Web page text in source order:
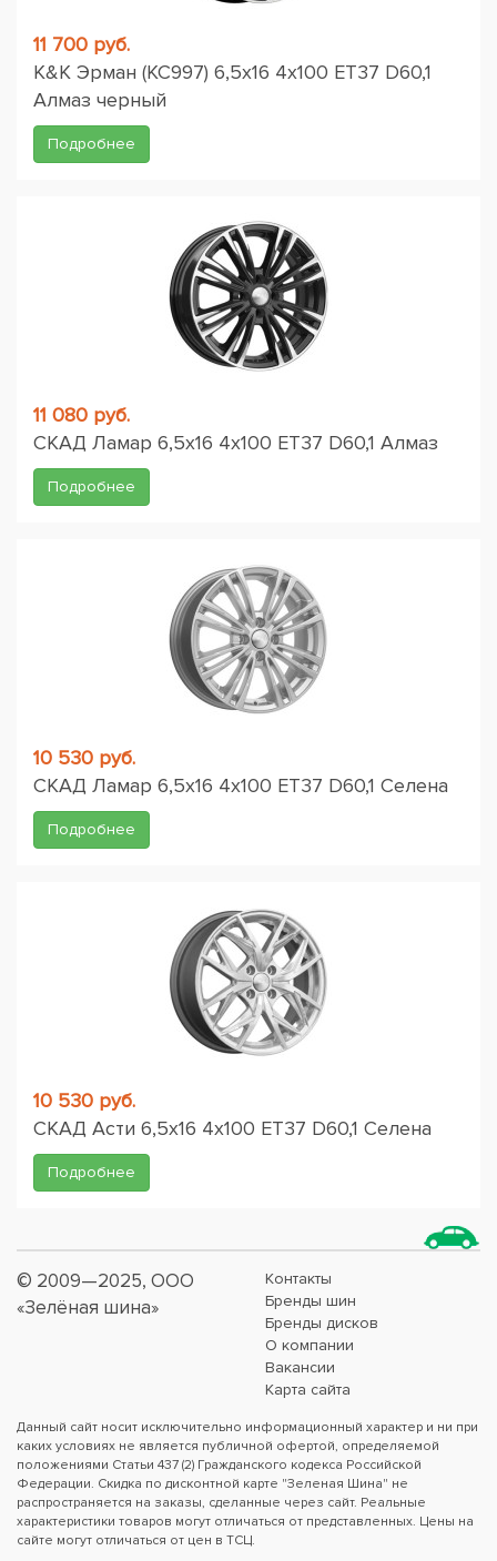
11 700 руб.
K&K Эрман (КС997) 6,5x16 4x100 ET37 D60,1
Алмаз черный
Подробнее
11 080 руб.
СКАД Ламар 6,5x16 4x100 ET37 D60,1 Алмаз
Подробнее
10 530 руб.
СКАД Ламар 6,5x16 4x100 ET37 D60,1 Селена
Подробнее
10 530 руб.
СКАД Асти 6,5x16 4x100 ET37 D60,1 Селена
Подробнее
© 2009—2025, ООО
«Зелёная шина»
Контакты
Бренды шин
Бренды дисков
О компании
Вакансии
Карта сайта
Данный сайт носит исключительно информационный характер и ни при
каких условиях не является публичной офертой, определяемой
положениями Статьи 437 (2) Гражданского кодекса Российской
Федерации. Скидка по дисконтной карте "Зеленая Шина" не
распространяется на заказы, сделанные через сайт. Реальные
характеристики товаров могут отличаться от представленных. Цены на
сайте могут отличаться от цен в ТСЦ.